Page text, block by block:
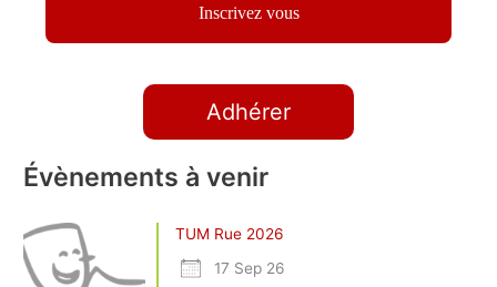
Adhérer
Évènements à venir
TUM Rue 2026
17 Sep 26